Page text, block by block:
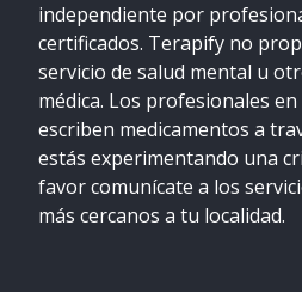
independiente por
certificados. Terapify no
servicio de salud mental u
médica. Los profesionales
escriben medicamentos a
estás experimentando una
favor comunícate a los
más cercanos a tu localidad.